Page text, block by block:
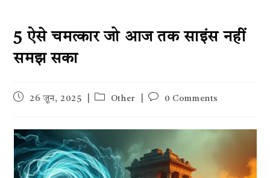
5 ऐसे चमत्कार जो आज तक साइंस नहीं
समझ सका
Post26 जून, 2025
PostOther
Post0 Comments